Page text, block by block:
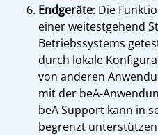
Endgeräte: Die
einer weitestgehend
Betriebssystems
durch lokale
von anderen
mit der beA-
beA Support kann in
begrenzt